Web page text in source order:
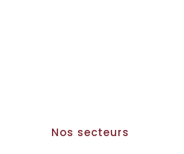
Nos secteurs